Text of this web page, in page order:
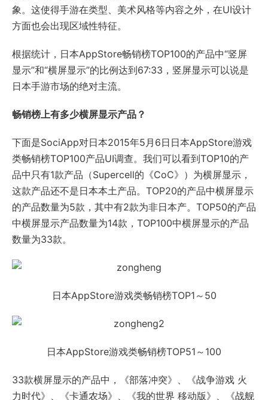
象。这使得手游在类型、美术风格等内容之外，在UI设计
方面也会出现区域性特征。
根据统计，日本AppStore畅销榜TOP100的产品中“竖屏
显示”和“横屏显示”的比例达到67:33，竖屏显示可以说是
日本手游市场的绝对主流。
畅销榜上有多少横屏显示产品？
下面是SociApp对日本2015年5月6日日本AppStore游戏
类畅销榜TOP100产品UI调查。我们可以看到TOP10的产
品中只有1款产品（Supercell的《CoC》）为横屏显示，
这款产品还不是日本本土产品。TOP20的产品中横屏显示
的产品数量为5款，其中有2款为非日本产。TOP50的产品
中横屏显示产品数量为14款，TOP100中横屏显示的产品
数量为33款。
日本AppStore游戏类畅销榜TOP1～50
日本AppStore游戏类畅销榜TOP51～100
33款横屏显示的产品中，《部落冲突》、《战争游戏 火
力时代》、《卡通农场》、《我的世界 移动版》、《战舰